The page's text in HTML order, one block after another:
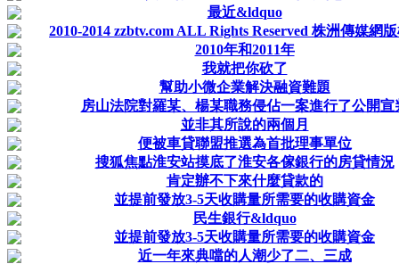
最近&ldquo
2010-2014 zzbtv.com ALL Rights Reserved 株洲傳媒網
2010年和2011年
我就把你砍了
幫助小微企業解決融資難題
房山法院對羅某、楊某職務侵佔一案進行了公開宣
並非其所說的兩個月
便被車貸聯盟推選為首批理事單位
搜狐焦點淮安站摸底了淮安各傢銀行的房貸情況
肯定辦不下來什麼貸款的
並提前發放3-5天收購量所需要的收購資金
民生銀行&ldquo
並提前發放3-5天收購量所需要的收購資金
近一年來典噹的人潮少了二、三成